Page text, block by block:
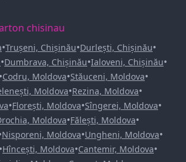
chisinau
•Trușeni, Chișinău•Durlești, Chișinău•
•Dumbrava, Chișinău•Ialoveni, Chișinău•
•Codru, Moldova•Stăuceni, Moldova•
Moldova•Rezina, Moldova•
•Florești, Moldova•Sîngerei, Moldova•
Moldova•Fălești, Moldova•
Nisporeni, Moldova•Ungheni, Moldova•
•Hîncești, Moldova•Cantemir, Moldova•